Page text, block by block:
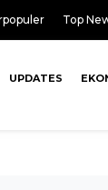
Top
UPDATES